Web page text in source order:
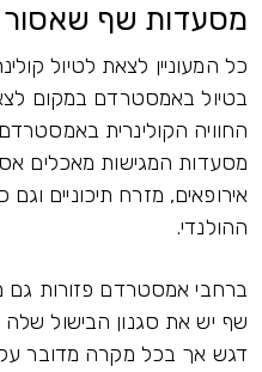
מסעדות שף
כל המעוניין לצאת לטיול
בטיול באמסטרדם במקום
החוויה הקולינרית
מסעדות המגישות מאכלים
אירופאים, מזרח תיכוניים
ההולנדי.
ברחבי אמסטרדם פזורות
שף יש את סגנון הבישול
דגש אך בכל מקרה מדובר